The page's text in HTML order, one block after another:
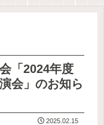
「2024年度
会」のお知ら
2025.02.15